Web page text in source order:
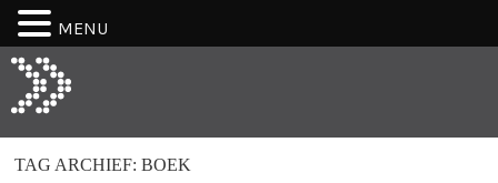
TAG ARCHIEF: BOEK
MENU